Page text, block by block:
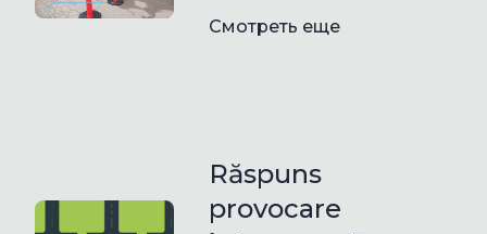
Смотреть еще
Răspuns
provocare